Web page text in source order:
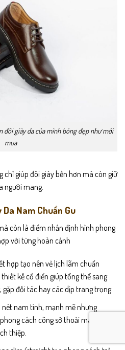
đôi giày da của mình bóng đẹp như mới
mua
chỉ giúp đôi giày bền hơn mà còn giữ
người mang.
Nam Chuẩn Gu
còn là điểm nhấn định hình phong
với từng hoàn cảnh
hợp tạo nên vẻ lịch lãm chuẩn
kế cổ điển giúp tổng thể sang
đối tác hay các dịp trang trọng.
nét nam tính, mạnh mẽ nhưng
cách công sở thoải mái, đi cafe
thiệp.